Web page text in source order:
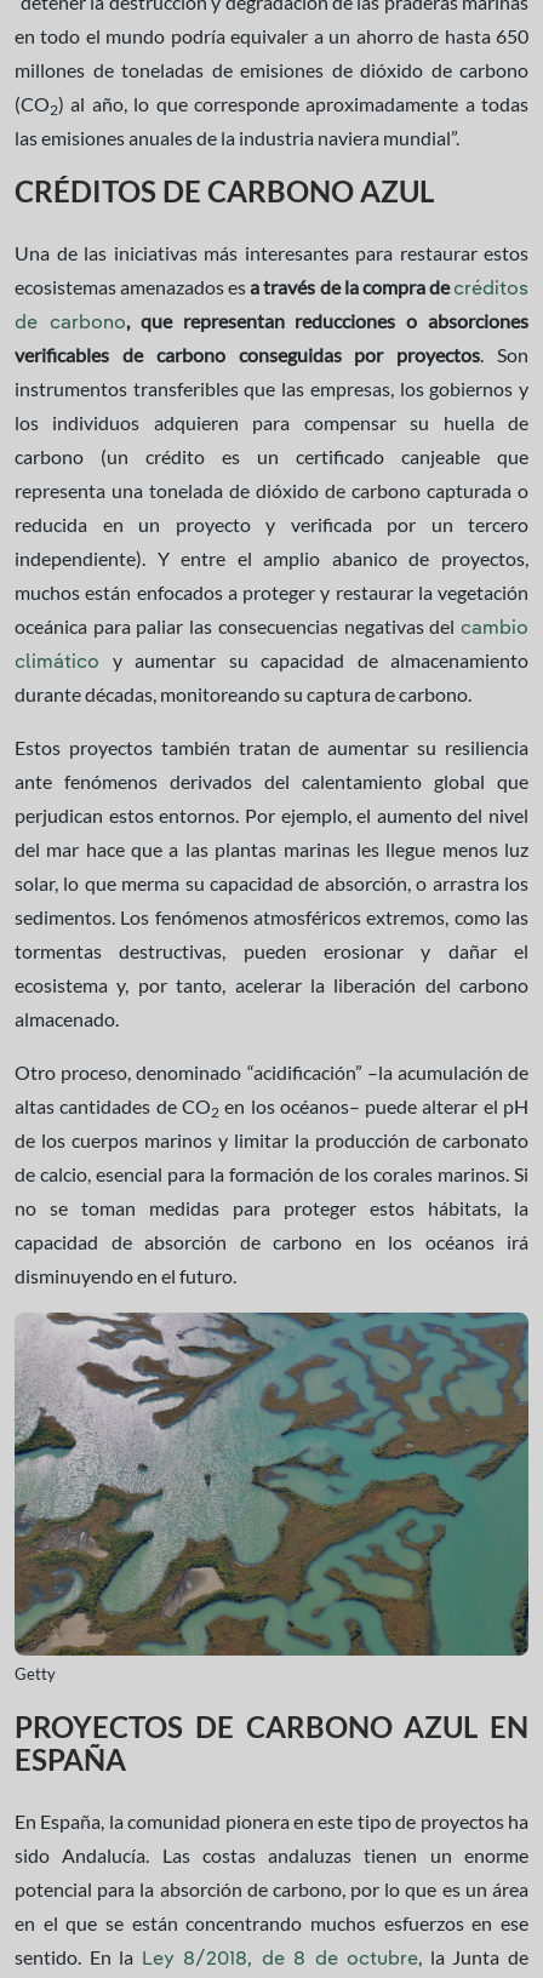
en todo el mundo podría equivaler a un ahorro de hasta 650
millones de toneladas de emisiones de dióxido de carbono
(CO2) al año, lo que corresponde aproximadamente a todas
las emisiones anuales de la industria naviera mundial”.
CRÉDITOS DE CARBONO AZUL
Una de las iniciativas más interesantes para restaurar estos
ecosistemas amenazados esa través de la compra decréditos
de carbono, que representan reducciones o absorciones
verificables de carbono conseguidas por proyectos. Son
instrumentos transferibles que las empresas, los gobiernos y
los individuos adquieren para compensar su huella de
carbono (un crédito es un certificado canjeable que
representa una tonelada de dióxido de carbono capturada o
reducida en un proyecto y verificada por un tercero
independiente). Y entre el amplio abanico de proyectos,
muchos están enfocados a proteger y restaurar la vegetación
oceánica para paliar las consecuencias negativas del cambio
climático
y aumentar su capacidad de almacenamiento
durante décadas, monitoreando su captura de carbono.
Estos proyectos también tratan de aumentar su resiliencia
ante fenómenos derivados del calentamiento global que
perjudican estos entornos. Por ejemplo, el aumento del nivel
del mar hace que a las plantas marinas les llegue menos luz
solar, lo que merma su capacidad de absorción, o arrastra los
sedimentos. Los fenómenos atmosféricos extremos, como las
tormentas destructivas, pueden erosionar y dañar el
ecosistema y, por tanto, acelerar la liberación del carbono
almacenado.
Otro proceso, denominado “acidificación” –la acumulación de
altas cantidades de CO2 en los océanos– puede alterar el pH
de los cuerpos marinos y limitar la producción de carbonato
de calcio, esencial para la formación de los corales marinos. Si
no se toman medidas para proteger estos hábitats, la
capacidad de absorción de carbono en los océanos irá
disminuyendo en el futuro.
Getty
PROYECTOS DE CARBONO AZUL EN
ESPAÑA
En España, la comunidad pionera en este tipo de proyectos ha
sido Andalucía. Las costas andaluzas tienen un enorme
potencial para la absorción de carbono, por lo que es un área
en el que se están concentrando muchos esfuerzos en ese
sentido. En la
Ley 8/2018, de 8 de octubre, la Junta de